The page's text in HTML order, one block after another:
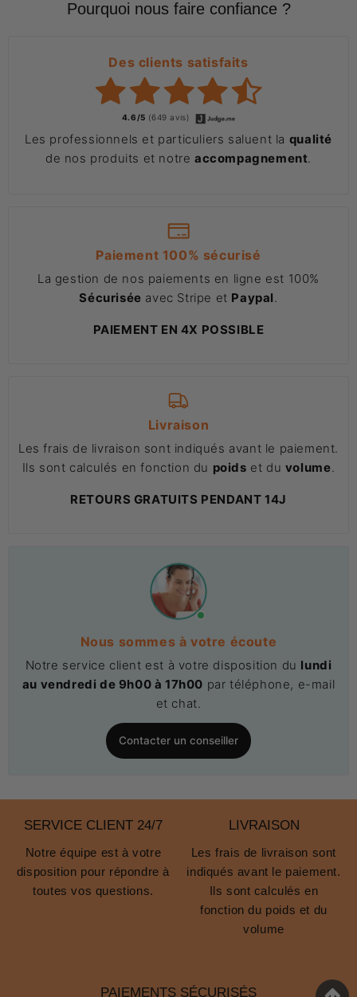
Pourquoi nous faire confiance ?
Des clients satisfaits
4.6/5 (649 avis)
Les professionnels et particuliers saluent la qualité
de nos produits et notre accompagnement
Paiement 100% sécurisé
La gestion de nos paiements en ligne est 100%
Sécurisée avec Stripe et Paypal
PAIEMENT EN 4X POSSIBLE
Livraison
Les frais de livraison sont indiqués avant le paiement.
Ils sont calculés en fonction du poids et du volume
RETOURS GRATUITS PENDANT 14J
Nous sommes à votre écoute
Notre service client est à votre disposition du lundi
au vendredi de 9h00 à 17h00 par téléphone, e-mail
et chat.
Contacter un conseiller
SERVICE CLIENT 24/7
Notre équipe est à votre
disposition pour répondre à
toutes vos questions.
LIVRAISON
Les frais de livraison sont
indiqués avant le paiement.
Ils sont calculés en
fonction du poids et du
volume
PAIEMENTS SÉCURISÉS